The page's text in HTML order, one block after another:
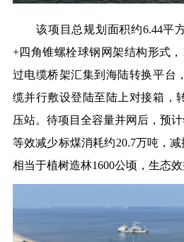
该项目总规划面积约6.44平
+四角锥螺栓球钢网架结构形式
过电缆桥架汇集到海陆转换平台
缆并行敷设登陆至陆上对接箱，
压站。待项目全容量并网后，预计
等效减少标煤消耗约20.7万吨，减
相当于植树造林1600公顷，生态效